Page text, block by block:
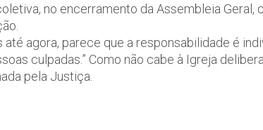
no encerramento da Assembleia Geral,
agora, parece que a responsabilidade é
culpadas.” Como não cabe à Igreja
pela Justiça.